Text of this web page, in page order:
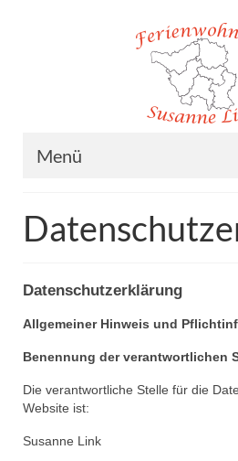
Menü
Ferienwohnung
Preise
Buchung
Kontakt/Impressum
Datenschutzerklärung
Allgemeiner Hinweis und
Benennung der verantwortlichen
Die verantwortliche Stelle für die
Website ist:
Susanne Link